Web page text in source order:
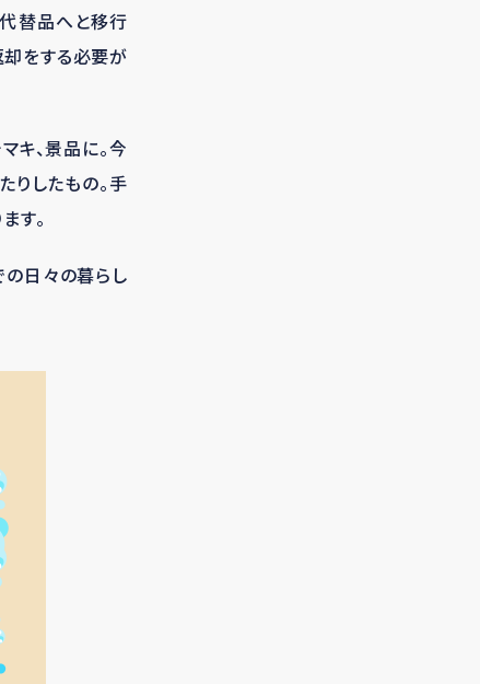
替品へと移行
をする必要が
キ、景品に。今
りしたもの。手
す。
の日々の暮らし